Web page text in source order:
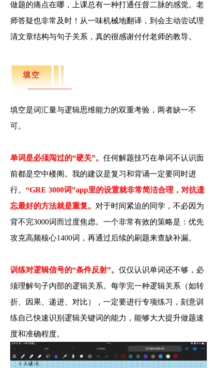
做题的痛点在哪，
上课总有一种打通任督二脉的感觉。 老
师答疑也非常及时！从一味机械地翻译，到会主动尝试理
清文章结构与句子关系，真的很感谢付付老师的教导。
填空
填空是词汇量与逻辑思维能力的双重考验，两者缺一不
可。
单词是必须闯过的“硬关”。 任何解题技巧在单词不认识面
前都是空中楼阁。我的建议是复习和背诵一定要同时进
行。 “GRE 3000词”app里的设置就非常简洁合理，对抗遗
忘最好的方法就是重复。 对于时间紧迫的同学，不必因为
背不完3000词而过度焦虑。一个非常有效的策略是：优先
攻克高频核心1400词，再通过后续的刷题来查缺补漏。
训练对逻辑信号的“条件反射”。 仅仅认识单词还不够，必
须理解句子内部的逻辑关系。每学完一种逻辑关系（如转
折、因果、递进、对比），一定要进行专项练习，刻意训
练自己快速识别逻辑关键词的能力，能够大大提升做题速
度和准确程度。